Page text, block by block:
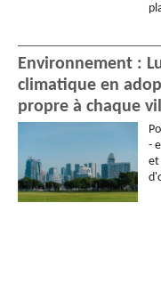
Environnement :
climatique en
propre à chaque
-